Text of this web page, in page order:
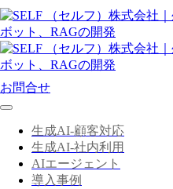
お問合せ
生成AI-顧客対応
生成AI-社内利用
AIエージェント
導入事例